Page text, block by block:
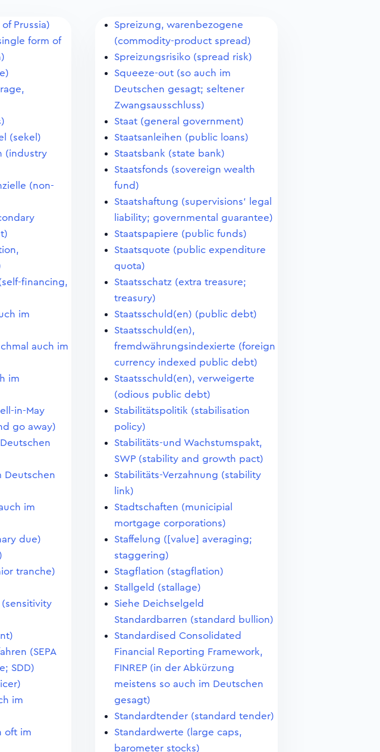
Prussia)
form of
(sekel)
(industry
(non-
financing,
im
auch im
im
in-May
go away)
Deutschen
im
due)
tranche)
(sensitivity
(SEPA
SDD)
im
oft im
Spreizung, warenbezogene
(commodity-product spread)
Spreizungsrisiko (spread risk)
Squeeze-out (so auch im
Deutschen gesagt; seltener
Zwangsausschluss)
Staat (general government)
Staatsanleihen (public loans)
Staatsbank (state bank)
Staatsfonds (sovereign wealth
fund)
Staatshaftung (supervisions' legal
liability; governmental guarantee)
Staatspapiere (public funds)
Staatsquote (public expenditure
quota)
Staatsschatz (extra treasure;
treasury)
Staatsschuld(en) (public debt)
Staatsschuld(en),
fremdwährungsindexierte (foreign
currency indexed public debt)
Staatsschuld(en), verweigerte
(odious public debt)
Stabilitätspolitik (stabilisation
policy)
Stabilitäts-und Wachstumspakt,
SWP (stability and growth pact)
Stabilitäts-Verzahnung (stability
link)
Stadtschaften (municipial
mortgage corporations)
Staffelung ([value] averaging;
staggering)
Stagflation (stagflation)
Stallgeld (stallage)
Siehe Deichselgeld
Standardbarren (standard bullion)
Standardised Consolidated
Financial Reporting Framework,
FINREP (in der Abkürzung
meistens so auch im Deutschen
gesagt)
Standardtender (standard tender)
Standardwerte (large caps,
barometer stocks)